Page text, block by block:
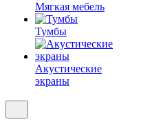
Мягкая мебель
Тумбы
Акустические
экраны